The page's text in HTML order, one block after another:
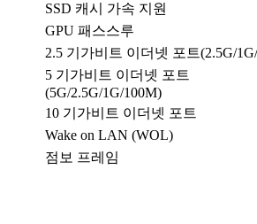
SSD 캐시 가속 지원
GPU 패스스루
2.5 기가비트 이더넷 포트(2.5G/
5 기가비트 이더넷 포트
(5G/2.5G/1G/100M)
10 기가비트 이더넷 포트
Wake on LAN (WOL)
점보 프레임